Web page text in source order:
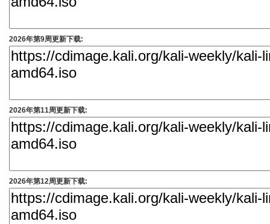
2026年第9周更新下载:
2026年第11周更新下载:
2026年第12周更新下载: